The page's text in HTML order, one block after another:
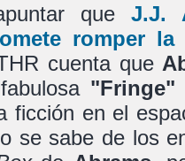
que J.J.
romper la
cuenta que
"Fringe"
ficción en el
se sabe de los